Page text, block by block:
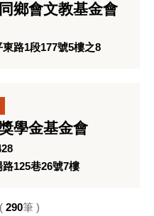
鄉會文教基金會
路1段177號5樓之8
學金基金會
125巷26號7樓
290筆 )